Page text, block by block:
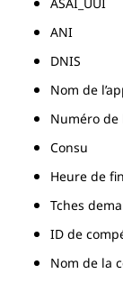
ANI
DNIS
Nom de
Numéro de
Consu
Heure de fin
Tches
ID de
Nom de la